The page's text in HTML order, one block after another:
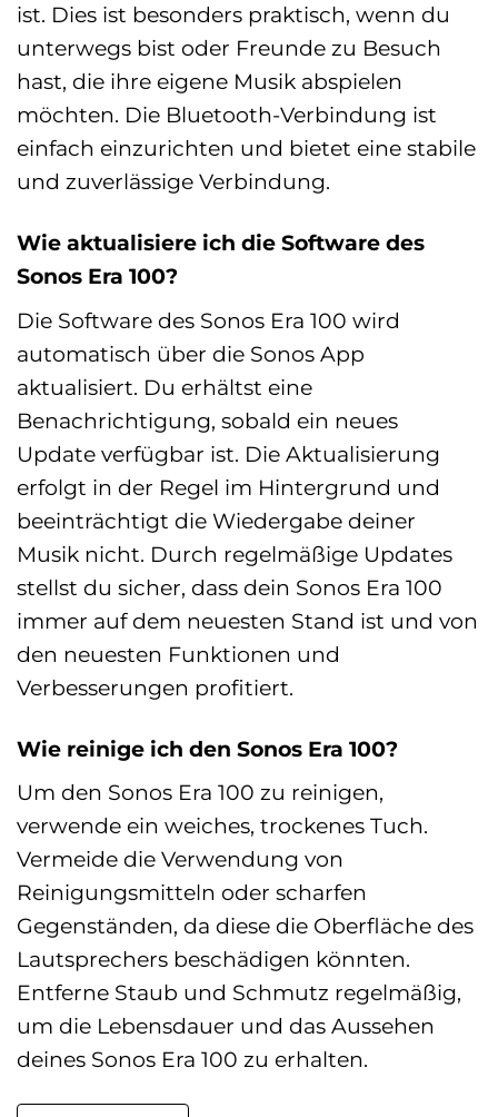
ist. Dies ist besonders praktisch, wenn du
unterwegs bist oder Freunde zu Besuch
hast, die ihre eigene Musik abspielen
möchten. Die Bluetooth-Verbindung ist
einfach einzurichten und bietet eine stabile
und zuverlässige Verbindung.
Wie aktualisiere ich die Software des
Sonos Era 100?
Die Software des Sonos Era 100 wird
automatisch über die Sonos App
aktualisiert. Du erhältst eine
Benachrichtigung, sobald ein neues
Update verfügbar ist. Die Aktualisierung
erfolgt in der Regel im Hintergrund und
beeinträchtigt die Wiedergabe deiner
Musik nicht. Durch regelmäßige Updates
stellst du sicher, dass dein Sonos Era 100
immer auf dem neuesten Stand ist und von
den neuesten Funktionen und
Verbesserungen profitiert.
Wie reinige ich den Sonos Era 100?
Um den Sonos Era 100 zu reinigen,
verwende ein weiches, trockenes Tuch.
Vermeide die Verwendung von
Reinigungsmitteln oder scharfen
Gegenständen, da diese die Oberfläche des
Lautsprechers beschädigen könnten.
Entferne Staub und Schmutz regelmäßig,
um die Lebensdauer und das Aussehen
deines Sonos Era 100 zu erhalten.